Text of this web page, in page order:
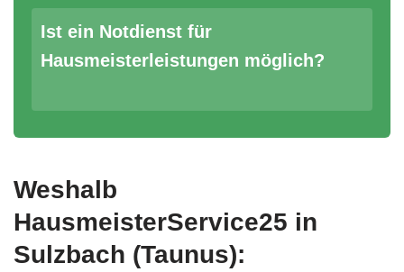
Ist ein Notdienst für
Hausmeisterleistungen möglich?
Weshalb
HausmeisterService25 in
Sulzbach (Taunus):